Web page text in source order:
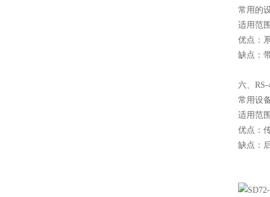
常用的
适用范
优点：
缺点：
六、RS-
常用设
适用范
优点：
缺点：